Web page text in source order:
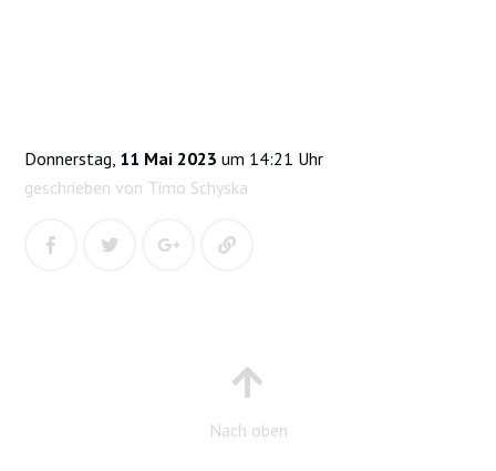
Donnerstag, 11 Mai 2023 um 14:21 Uhr
geschrieben von Timo Schyska
Nach oben